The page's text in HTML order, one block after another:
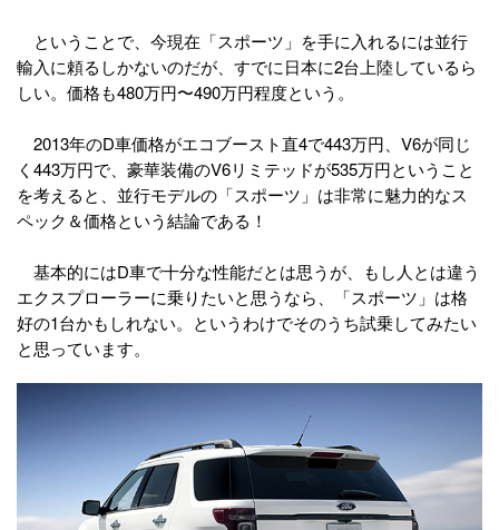
ということで、今現在「スポーツ」を手に入れるには並行
輸入に頼るしかないのだが、すでに日本に2台上陸しているら
しい。価格も480万円〜490万円程度という。
2013年のD車価格がエコブースト直4で443万円、V6が同じ
く443万円で、豪華装備のV6リミテッドが535万円ということ
を考えると、並行モデルの「スポーツ」は非常に魅力的なス
ペック＆価格という結論である！
基本的にはD車で十分な性能だとは思うが、もし人とは違う
エクスプローラーに乗りたいと思うなら、「スポーツ」は格
好の1台かもしれない。というわけでそのうち試乗してみたい
と思っています。